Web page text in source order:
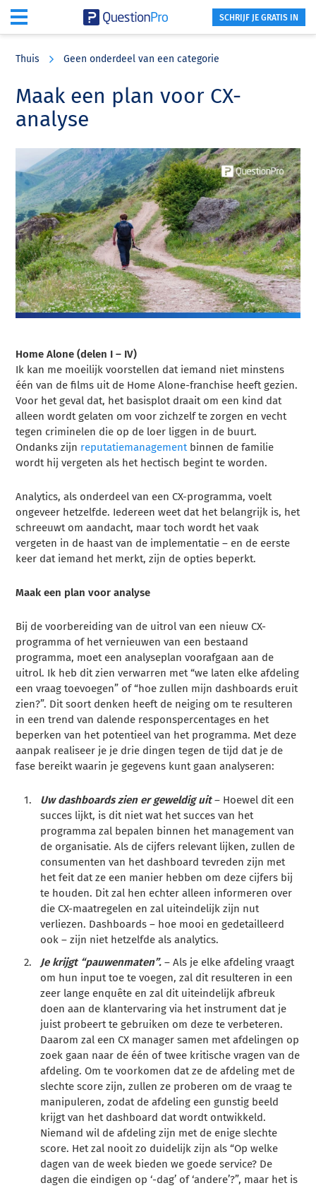
content
sidebar
SCHRIJF JE GRATIS IN
Thuis Geen onderdeel van een categorie
Maak een plan voor CX-
analyse
Home Alone (delen I – IV)
Ik kan me moeilijk voorstellen dat iemand niet minstens
één van de films uit de Home Alone-franchise heeft gezien.
Voor het geval dat, het basisplot draait om een kind dat
alleen wordt gelaten om voor zichzelf te zorgen en vecht
tegen criminelen die op de loer liggen in de buurt.
Ondanks zijn reputatiemanagementbinnen de familie
wordt hij vergeten als het hectisch begint te worden.
Analytics, als onderdeel van een CX-programma, voelt
ongeveer hetzelfde. Iedereen weet dat het belangrijk is, het
schreeuwt om aandacht, maar toch wordt het vaak
vergeten in de haast van de implementatie – en de eerste
keer dat iemand het merkt, zijn de opties beperkt.
Maak een plan voor analyse
Bij de voorbereiding van de uitrol van een nieuw CX-
programma of het vernieuwen van een bestaand
programma, moet een analyseplan voorafgaan aan de
uitrol. Ik heb dit zien verwarren met “we laten elke afdeling
een vraag toevoegen” of “hoe zullen mijn dashboards eruit
zien?”. Dit soort denken heeft de neiging om te resulteren
in een trend van dalende responspercentages en het
beperken van het potentieel van het programma. Met deze
aanpak realiseer je je drie dingen tegen de tijd dat je de
fase bereikt waarin je gegevens kunt gaan analyseren:
Uw dashboards zien er geweldig uit– Hoewel dit een
succes lijkt, is dit niet wat het succes van het
programma zal bepalen binnen het management van
de organisatie. Als de cijfers relevant lijken, zullen de
consumenten van het dashboard tevreden zijn met
het feit dat ze een manier hebben om deze cijfers bij
te houden. Dit zal hen echter alleen informeren over
die CX-maatregelen en zal uiteindelijk zijn nut
verliezen. Dashboards – hoe mooi en gedetailleerd
ook – zijn niet hetzelfde als analytics.
Je krijgt “pauwenmaten”. – Als je elke afdeling vraagt
om hun input toe te voegen, zal dit resulteren in een
zeer lange enquête en zal dit uiteindelijk afbreuk
doen aan de klantervaring via het instrument dat je
juist probeert te gebruiken om deze te verbeteren.
Daarom zal een CX manager samen met afdelingen op
zoek gaan naar de één of twee kritische vragen van de
afdeling. Om te voorkomen dat ze de afdeling met de
slechte score zijn, zullen ze proberen om de vraag te
manipuleren, zodat de afdeling een gunstig beeld
krijgt van het dashboard dat wordt ontwikkeld.
Niemand wil de afdeling zijn met de enige slechte
score. Het zal nooit zo duidelijk zijn als “Op welke
dagen van de week bieden we goede service? De
dagen die eindigen op ‘-dag’ of ‘andere’?”, maar het is